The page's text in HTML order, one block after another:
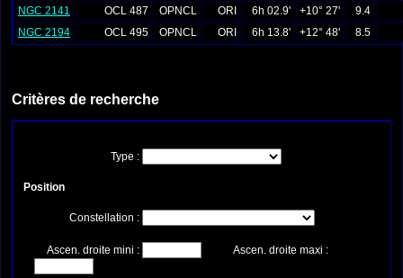
NGC 2141
OCL 487 OPNCL ORI 6h 02.9' +10° 27'
9.4
NGC 2194
OCL 495 OPNCL ORI 6h 13.8' +12° 48' 8.5
Critères de recherche
Type :
Position
Constellation :
Ascen. droite mini : Ascen. droite maxi :